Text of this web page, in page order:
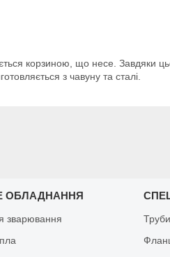
корзиною, що несе. Завдяки
з чавуну та сталі.
ОБЛАДНАННЯ
зварювання